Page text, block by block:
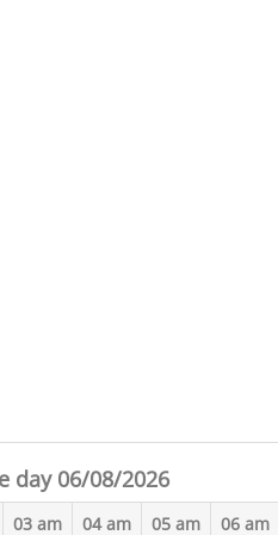
day 06/08/2026
03 am 04 am 05 am 06 am